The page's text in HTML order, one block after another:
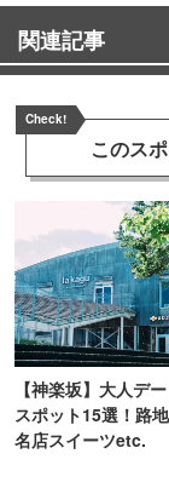
関連記事
Check!
このス
【神楽坂】大人デ
スポット15選！路
名店スイーツetc.